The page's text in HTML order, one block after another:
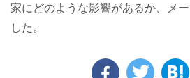
家にどのような影響があるか、メ
した。